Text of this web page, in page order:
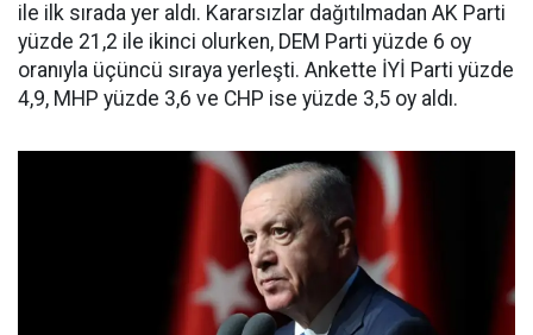
ile ilk sırada yer aldı. Kararsızlar dağıtılmadan AK Parti
yüzde 21,2 ile ikinci olurken, DEM Parti yüzde 6 oy
oranıyla üçüncü sıraya yerleşti. Ankette İYİ Parti yüzde
4,9, MHP yüzde 3,6 ve CHP ise yüzde 3,5 oy aldı.